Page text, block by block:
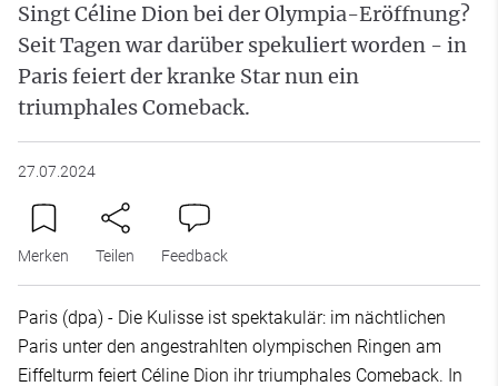
Singt Céline Dion bei der Olympia-Eröffnung?
Seit Tagen war darüber spekuliert worden - in
Paris feiert der kranke Star nun ein
triumphales Comeback.
27.07.2024
Merken Teilen Feedback
Paris (dpa) - Die Kulisse ist spektakulär: im nächtlichen
Paris unter den angestrahlten olympischen Ringen am
Eiffelturm feiert Céline Dion ihr triumphales Comeback. In